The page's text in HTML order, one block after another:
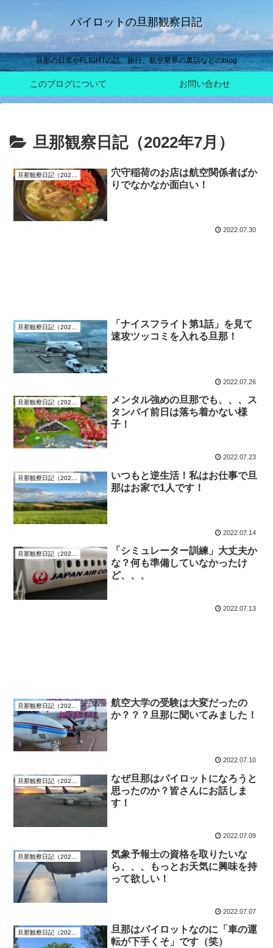
パイロットの旦那観察日記
旦那の日常やFLIGHTの話、旅行、航空業界の裏話などのblog
このブログについて お問い合わせ
旦那観察日記（2022年7月）
穴守稲荷のお店は航空関係者ばか
りでなかなか面白い！
2022.07.30
「ナイスフライト第1話」を見て
速攻ツッコミを入れる旦那！
2022.07.26
旦那観察日記（2022年7月）
メンタル強めの旦那でも、、、ス
タンバイ前日は落ち着かない様
子！
2022.07.23
いつもと逆生活！私はお仕事で旦
那はお家で1人です！
2022.07.14
「シミュレーター訓練」大丈夫か
な？何も準備していなかったけ
ど、、、
2022.07.13
航空大学の受験は大変だったの
か？？？旦那に聞いてみました！
2022.07.10
旦那観察日記（2022年7月）
なぜ旦那はパイロットになろうと
思ったのか？皆さんにお話しま
す！
2022.07.09
気象予報士の資格を取りたいな
ら、、、もっとお天気に興味を持
って欲しい！
2022.07.07
旦那はパイロットなのに「車の運
転が下手くそ」です（笑）